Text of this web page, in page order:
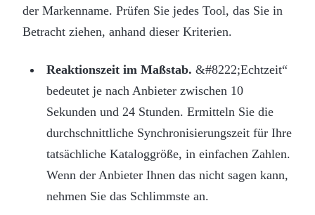
der Markenname. Prüfen Sie jedes Tool, das Sie in
Betracht ziehen, anhand dieser Kriterien.
Reaktionszeit im Maßstab. &#8222;Echtzeit“
bedeutet je nach Anbieter zwischen 10
Sekunden und 24 Stunden. Ermitteln Sie die
durchschnittliche Synchronisierungszeit für Ihre
tatsächliche Kataloggröße, in einfachen Zahlen.
Wenn der Anbieter Ihnen das nicht sagen kann,
nehmen Sie das Schlimmste an.